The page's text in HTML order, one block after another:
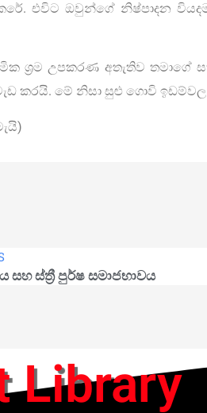
එවිට ඔවුන්ගේ නිෂ්පාදන
ශ්‍රම උපකරණ අතැතිව
කරයි. මේ නිසා සුළු ගොවි
සහ ස්ත්‍රී පුර්ෂ සමාජභාවය
Library